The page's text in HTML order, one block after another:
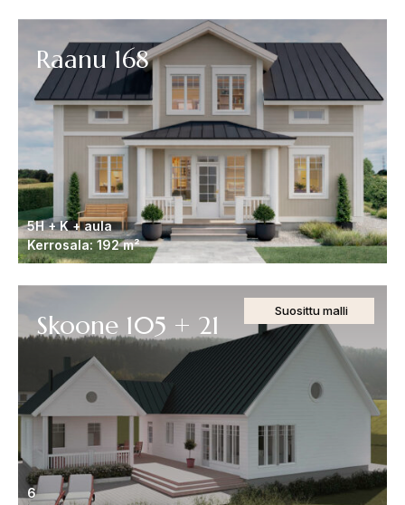
5H + K + aula
Kerrosala: 192 m²
Raanu 168
6
Skoone 105 + 21 Suosittu malli